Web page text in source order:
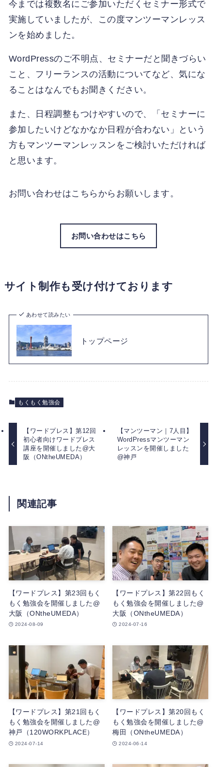
今までは複数名にご参加いただくセミナー形式で
実施していましたが、この度マンツーマンレッス
ンを始めました。
WordPressのご不明点、セミナーだと聞きづらい
こと、フリーランスの活動についてなど、気にな
ることはなんでもお聞きください。
また、日程調整もつけやすいので、「セミナーに
参加したいけどなかなか日程が合わない」という
方もマンツーマンレッスンをご検討いただければ
と思います。
お問い合わせはこちらからお願いします。
お問い合わせはこちら
サイト制作も受け付けております
あわせて読みたい
トップページ
もくもく勉強会
【ワードプレス】第12回
初心者向けワードプレス
講座を開催しました@大
阪（ONtheUMEDA）
【マンツーマン｜7人目】
WordPressマンツーマン
レッスンを開催しました
@神戸
関連記事
【ワードプレス】第23回もく
もく勉強会を開催しました@
大阪（ONtheUMEDA）
2024-08-09
【ワードプレス】第22回もく
もく勉強会を開催しました@
大阪（ONtheUMEDA）
2024-07-16
【ワードプレス】第21回もく
もく勉強会を開催しました@
神戸（120WORKPLACE）
2024-07-14
【ワードプレス】第20回もく
もく勉強会を開催しました@
梅田（ONtheUMEDA）
2024-06-14